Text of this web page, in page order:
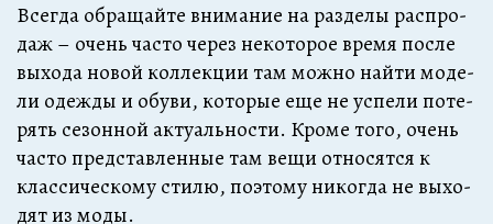
Всег­да об­ра­щай­те вни­ма­ние на раз­де­лы рас­про­
даж – очень час­то че­рез не­ко­то­рое вре­мя пос­ле
вы­хо­да но­вой кол­лек­ции там мож­но най­ти мо­де­
ли одеж­ды и обу­ви, ко­то­рые еще не успе­ли по­те­
рять се­зон­ной ак­ту­аль­нос­ти. Кро­ме то­го, очень
час­то пред­став­лен­ные там ве­щи от­но­сят­ся к
клас­си­чес­ко­му сти­лю, по­это­му ни­ког­да не вы­хо­
дят из мо­ды.